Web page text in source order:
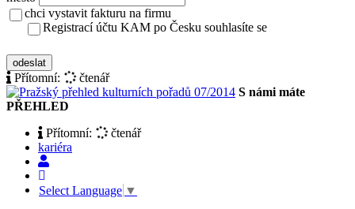
chci vystavit fakturu na firmu
Registrací účtu KAM po Česku souhlasíte se
odeslat
Přítomní:
čtenář
S námi máte
PŘEHLED
Přítomní:
čtenář
kariéra
Select Language ▼